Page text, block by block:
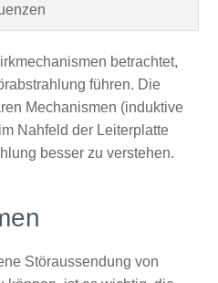
betrachtet,
führen. Die
Mechanismen (induktive
Nahfeld der Leiterplatte
besser zu verstehen.
Störaussendung von